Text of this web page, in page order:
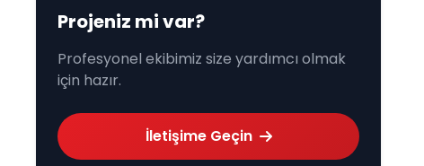
Projeniz mi var?
Profesyonel ekibimiz size yardımcı olmak
için hazır.
İletişime Geçin